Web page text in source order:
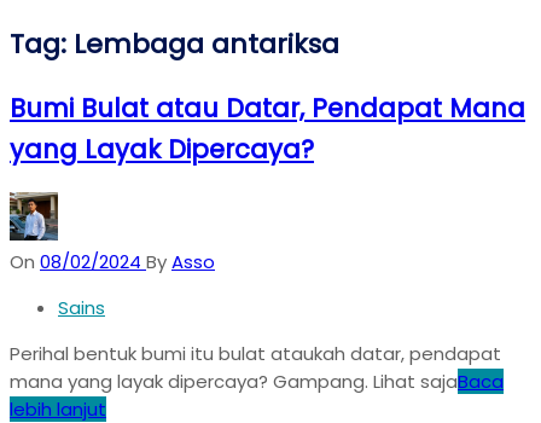
Tag: Lembaga antariksa
Bumi Bulat atau Datar, Pendapat Mana
yang Layak Dipercaya?
On 08/02/2024 ByAsso
Sains
Perihal bentuk bumi itu bulat ataukah datar, pendapat
mana yang layak dipercaya? Gampang. Lihat sajaBaca
lebih lanjut